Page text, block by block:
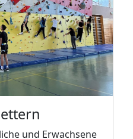
und Erwachsene